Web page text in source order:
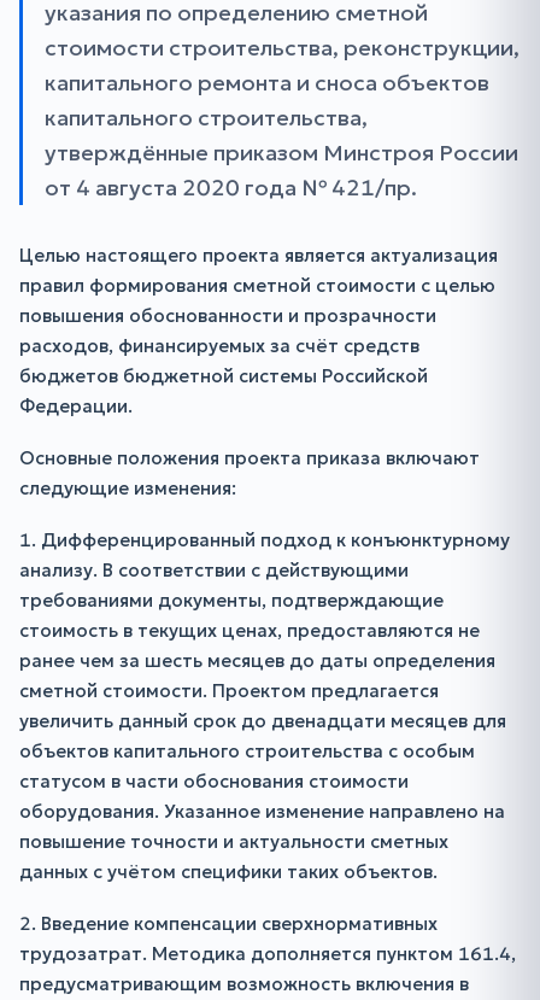
указания по определению сметной
стоимости строительства, реконструкции,
капитального ремонта и сноса объектов
капитального строительства,
утверждённые приказом Минстроя России
от 4 августа 2020 года № 421/пр.
Целью настоящего проекта является актуализация
правил формирования сметной стоимости с целью
повышения обоснованности и прозрачности
расходов, финансируемых за счёт средств
бюджетов бюджетной системы Российской
Федерации.
Основные положения проекта приказа включают
следующие изменения:
1. Дифференцированный подход к конъюнктурному
анализу. В соответствии с действующими
требованиями документы, подтверждающие
стоимость в текущих ценах, предоставляются не
ранее чем за шесть месяцев до даты определения
сметной стоимости. Проектом предлагается
увеличить данный срок до двенадцати месяцев для
объектов капитального строительства с особым
статусом в части обоснования стоимости
оборудования. Указанное изменение направлено на
повышение точности и актуальности сметных
данных с учётом специфики таких объектов.
2. Введение компенсации сверхнормативных
трудозатрат. Методика дополняется пунктом 161.4,
предусматривающим возможность включения в